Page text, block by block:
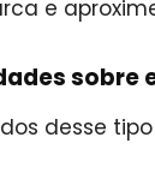
e
sobre
desse